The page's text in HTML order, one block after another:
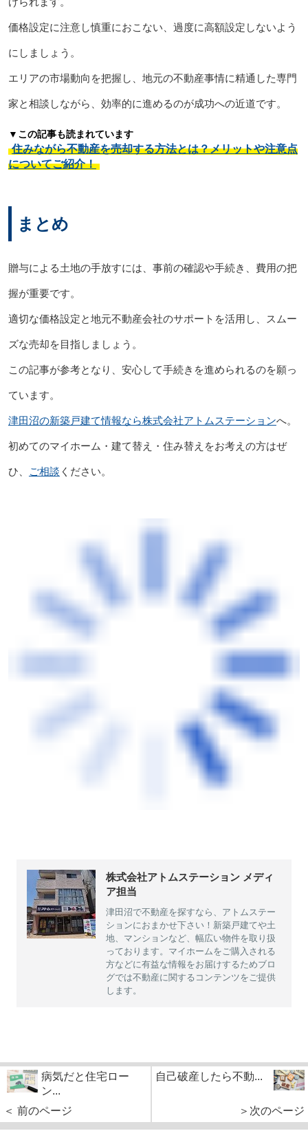
価格設定に注意し慎重におこない、過度に高額設定しないよう
にしましょう。
エリアの市場動向を把握し、地元の不動産事情に精通した専門
家と相談しながら、効率的に進めるのが成功への近道です。
▼この記事も読まれています
住みながら不動産を売却する方法とは？メリットや注意点
についてご紹介！
まとめ
贈与による土地の手放すには、事前の確認や手続き、費用の把
握が重要です。
適切な価格設定と地元不動産会社のサポートを活用し、スムー
ズな売却を目指しましょう。
この記事が参考となり、安心して手続きを進められるのを願っ
ています。
津田沼の新築戸建て情報なら株式会社アトムステーションへ。
初めてのマイホーム・建て替え・住み替えをお考えの方はぜ
ひ、 ご相談 ください。
株式会社アトムステーション メディ
ア担当
津田沼で不動産を探すなら、アトムステー
ションにおまかせ下さい！新築戸建てや土
地、マンションなど、幅広い物件を取り扱
っております。マイホームをご購入される
方などに有益な情報をお届けするためブロ
グでは不動産に関するコンテンツをご提供
します。
病気だと住宅ロー
ン...
＜ 前のページ
自己破産したら不動...
＞次のページ